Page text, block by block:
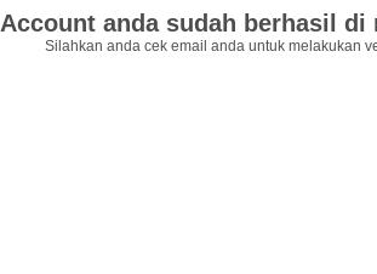
Account anda sudah berhasil di
Silahkan anda cek email anda untuk melakukan